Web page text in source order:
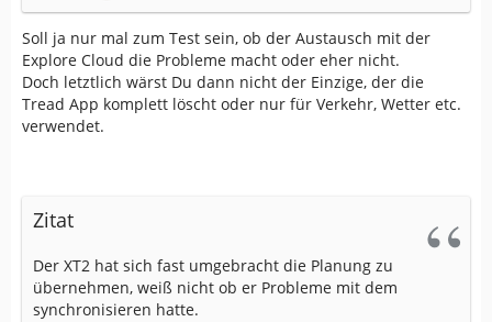
Soll ja nur mal zum Test sein, ob der Austausch mit der
Explore Cloud die Probleme macht oder eher nicht.
Doch letztlich wärst Du dann nicht der Einzige, der die
Tread App komplett löscht oder nur für Verkehr, Wetter etc.
verwendet.
Zitat
Der XT2 hat sich fast umgebracht die Planung zu
übernehmen, weiß nicht ob er Probleme mit dem
synchronisieren hatte.